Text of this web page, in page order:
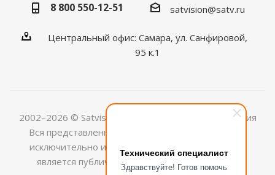
Технический специалист
Здравствуйте! Готов помочь
8 800 550-12-51
satvision@satv.ru
Центральный офис: Самара, ул. Санфировой,
95 к.1
2002–2026 © Satvision — системы видеонаблюдения
Вся представленная на сайте информация носит
исключительно информационный характер и не
является публичной офертой, определяемой